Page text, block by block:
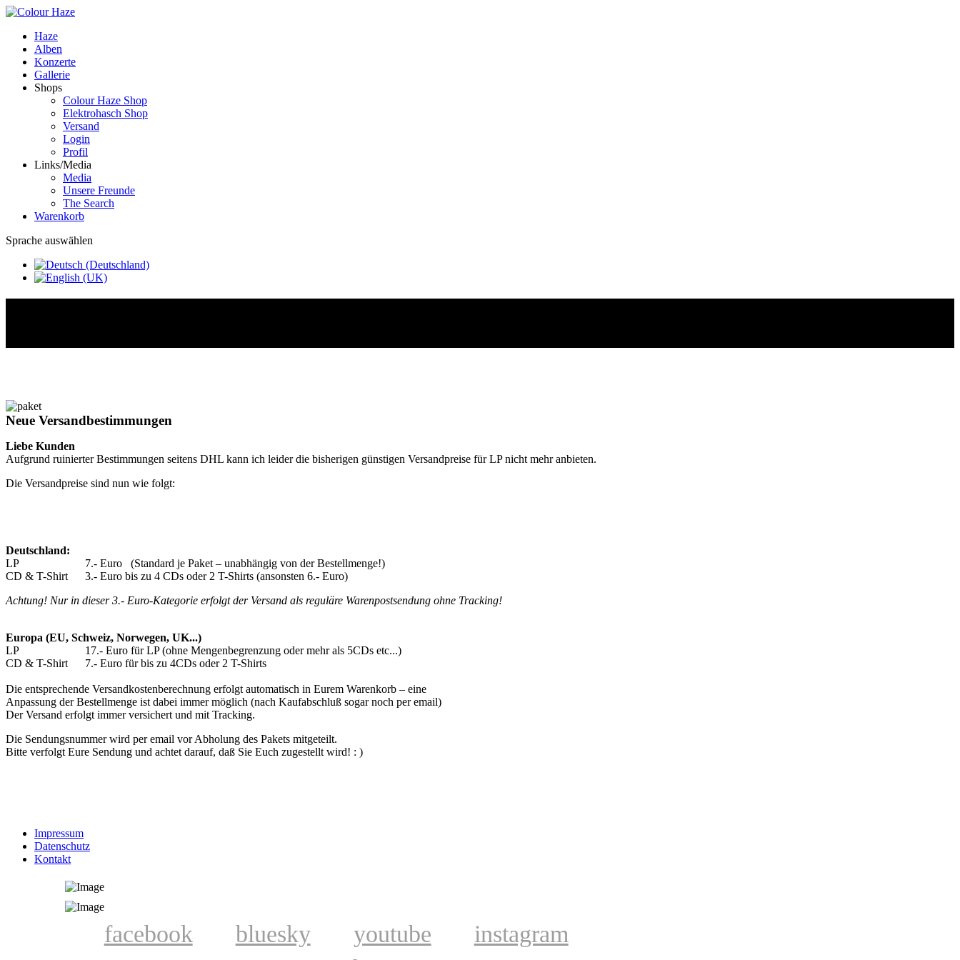
Haze
Alben
Konzerte
Gallerie
Shops
Colour Haze Shop
Elektrohasch Shop
Versand
Login
Profil
Links/Media
Media
Unsere Freunde
The Search
Warenkorb
Sprache auswählen
Neue Versandbestimmungen
Liebe Kunden
Aufgrund ruinierter Bestimmungen seitens DHL kann ich leider die bisherigen günstigen Versandpreise für LP nicht mehr anbieten.
Die Versandpreise sind nun wie folgt:
Deutschland:
LP 7.- Euro (Standard je Paket – unabhängig von der Bestellmenge!)
CD & T-Shirt 3.- Euro bis zu 4 CDs oder 2 T-Shirts (ansonsten 6.- Euro)
Achtung! Nur in dieser 3.- Euro-Kategorie erfolgt der Versand als reguläre Warenpostsendung ohne Tracking!
Europa (EU, Schweiz, Norwegen, UK...)
LP 17.- Euro für LP (ohne Mengenbegrenzung oder mehr als 5CDs etc...)
CD & T-Shirt 7.- Euro für bis zu 4CDs oder 2 T-Shirts
Die entsprechende Versandkostenberechnung erfolgt automatisch in Eurem Warenkorb – eine
Anpassung der Bestellmenge ist dabei immer möglich (nach Kaufabschluß sogar noch per email)
Der Versand erfolgt immer versichert und mit Tracking.
Die Sendungsnummer wird per email vor Abholung des Pakets mitgeteilt.
Bitte verfolgt Eure Sendung und achtet darauf, daß Sie Euch zugestellt wird! : )
Impressum
Datenschutz
Kontakt
facebook bluesky youtube
instagram